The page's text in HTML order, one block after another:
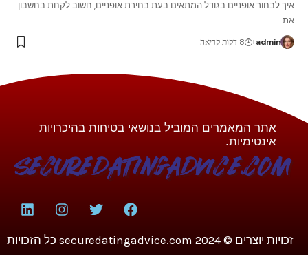
איך לבחור אופניים בגודל המתאים בעת בחירת אופניים, חשוב לקחת בחשבון
את…
admin 8 דקות קריאה
אתר המאמרים המוביל בנושאי בטיחות בהיכרויות
אינטימיות.
זכויות יוצרים © 2024 securedatingadvice.com כל הזכויות